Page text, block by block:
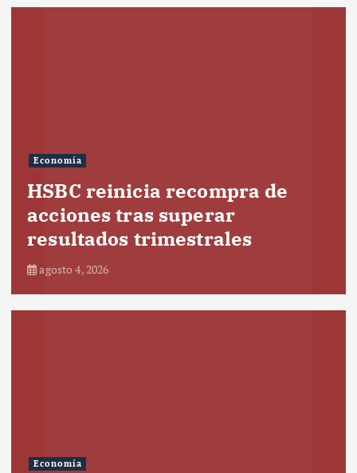
Economía
HSBC reinicia recompra de
acciones tras superar
resultados trimestrales
agosto 4, 2026
Economía